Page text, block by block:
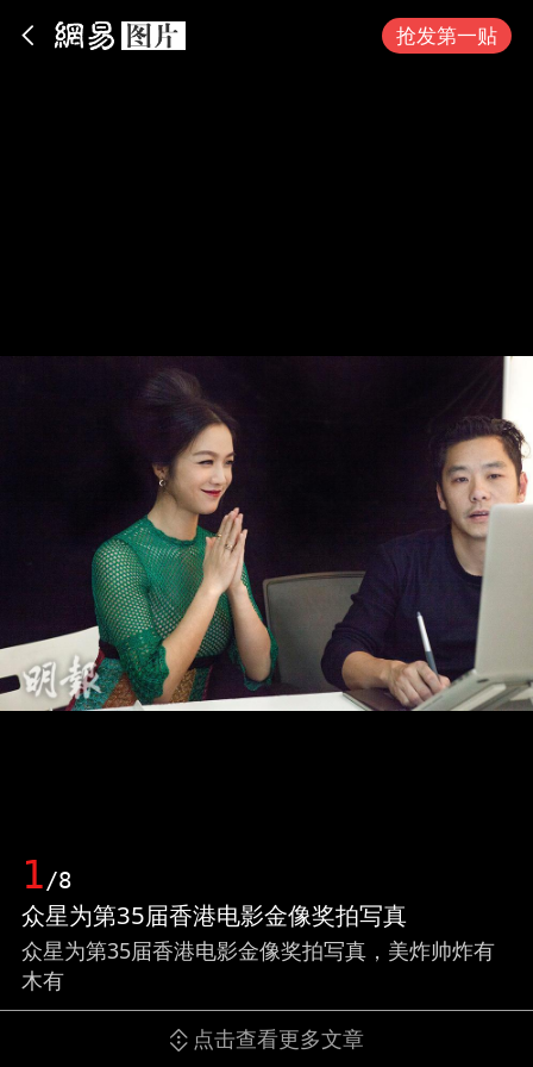
抢发第一贴
1/8
众星为第35届香港电影金像奖拍写真
众星为第35届香港电影金像奖拍写真，美炸帅炸有
木有
点击查看更多文章